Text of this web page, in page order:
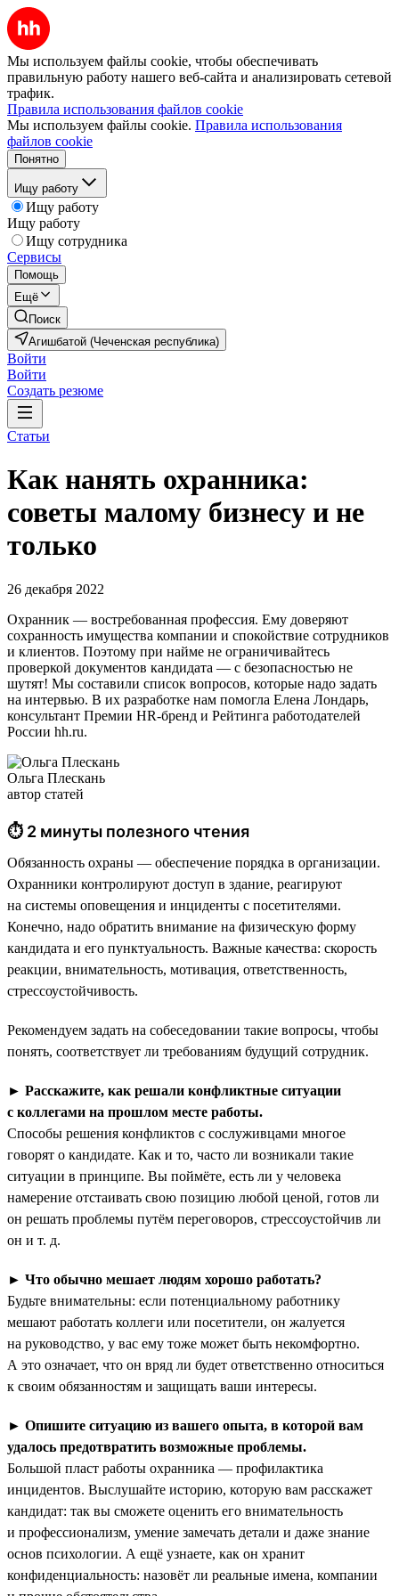
Мы используем файлы cookie, чтобы обеспечивать
правильную работу нашего веб-сайта и анализировать сетевой
трафик.
Правила использования файлов cookie
Мы используем файлы cookie. Правила использования
файлов cookie
Понятно
Ищу работу
Ищу работу
Ищу работу
Ищу сотрудника
Сервисы
Помощь
Ещё
Поиск
Агишбатой (Чеченская республика)
Войти
Войти
Создать резюме
Статьи
Как нанять охранника:
советы малому бизнесу и не
только
26 декабря 2022
Охранник — востребованная профессия. Ему доверяют
сохранность имущества компании и спокойствие сотрудников
и клиентов. Поэтому при найме не ограничивайтесь
проверкой документов кандидата — с безопасностью не
шутят! Мы составили список вопросов, которые надо задать
на интервью. В их разработке нам помогла Елена Лондарь,
консультант Премии HR-бренд и Рейтинга работодателей
России hh.ru.
Ольга Плескань
автор статей
⏱ 2 минуты полезного чтения
Обязанность охраны — обеспечение порядка в организации.
Охранники контролируют доступ в здание, реагируют
на системы оповещения и инциденты с посетителями.
Конечно, надо обратить внимание на физическую форму
кандидата и его пунктуальность. Важные качества: скорость
реакции, внимательность, мотивация, ответственность,
стрессоустойчивость.
Рекомендуем задать на собеседовании такие вопросы, чтобы
понять, соответствует ли требованиям будущий сотрудник.
► Расскажите, как решали конфликтные ситуации
с коллегами на прошлом месте работы.
Способы решения конфликтов с сослуживцами многое
говорят о кандидате. Как и то, часто ли возникали такие
ситуации в принципе. Вы поймёте, есть ли у человека
намерение отстаивать свою позицию любой ценой, готов ли
он решать проблемы путём переговоров, стрессоустойчив ли
он и т. д.
► Что обычно мешает людям хорошо работать?
Будьте внимательны: если потенциальному работнику
мешают работать коллеги или посетители, он жалуется
на руководство, у вас ему тоже может быть некомфортно.
А это означает, что он вряд ли будет ответственно относиться
к своим обязанностям и защищать ваши интересы.
► Опишите ситуацию из вашего опыта, в которой вам
удалось предотвратить возможные проблемы.
Большой пласт работы охранника — профилактика
инцидентов. Выслушайте историю, которую вам расскажет
кандидат: так вы сможете оценить его внимательность
и профессионализм, умение замечать детали и даже знание
основ психологии. А ещё узнаете, как он хранит
конфиденциальность: назовёт ли реальные имена, компании